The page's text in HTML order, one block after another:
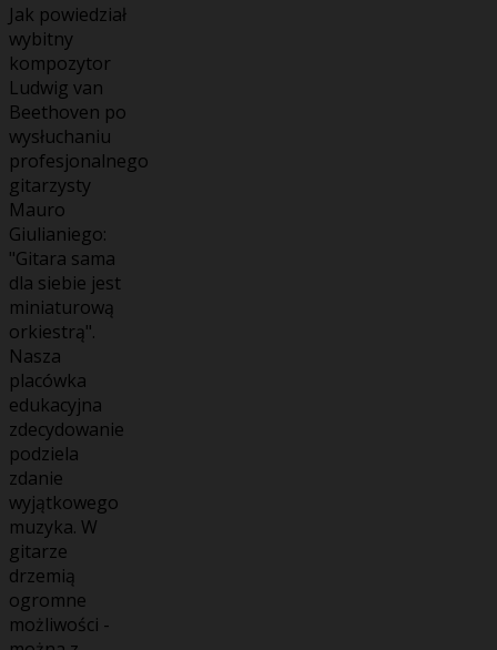
Jak powiedział
wybitny
kompozytor
Ludwig van
Beethoven po
wysłuchaniu
profesjonalnego
gitarzysty
Mauro
Giulianiego:
"Gitara sama
dla siebie jest
miniaturową
orkiestrą".
Nasza
placówka
edukacyjna
zdecydowanie
podziela
zdanie
wyjątkowego
muzyka. W
gitarze
drzemią
ogromne
możliwości -